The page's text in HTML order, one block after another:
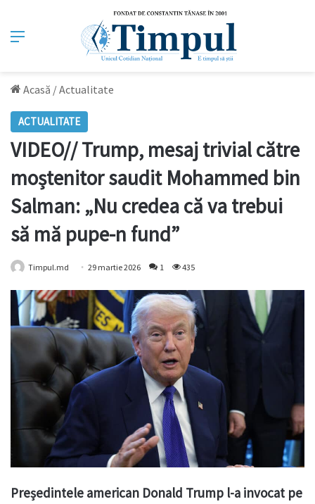
Meniu
Acasă /Actualitate
ACTUALITATE
VIDEO// Trump, mesaj trivial către
moștenitor saudit Mohammed bin
Salman: „Nu credea că va trebui
să mă pupe-n fund”
Timpul.md 29 martie 2026 1 435
Președintele american Donald Trump l-a invocat pe